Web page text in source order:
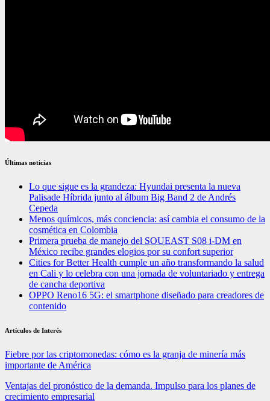
Últimas noticias
Lo que sigue es la grandeza: Hyundai presenta la nueva
Palisade Híbrida junto al álbum Big Band 2 de Andrés
Cepeda
Menos químicos, más conciencia: así cambia el consumo de la
cosmética en Colombia
Primera prueba de manejo del SOUEAST S08 i-DM en
México recibe grandes elogios por su confort superior
Cities for Better Health cumple un año transformando la salud
en Cali y lo celebra con una jornada de voluntariado y entrega
de cancha deportiva
OPPO Reno16 5G: el smartphone diseñado para creadores de
contenido
Artículos de Interés
Fiebre por las criptomonedas: cómo es la granja de minería más
importante de América
Ventajas del pronóstico de la demanda. Impulso para los planes de
crecimiento empresarial